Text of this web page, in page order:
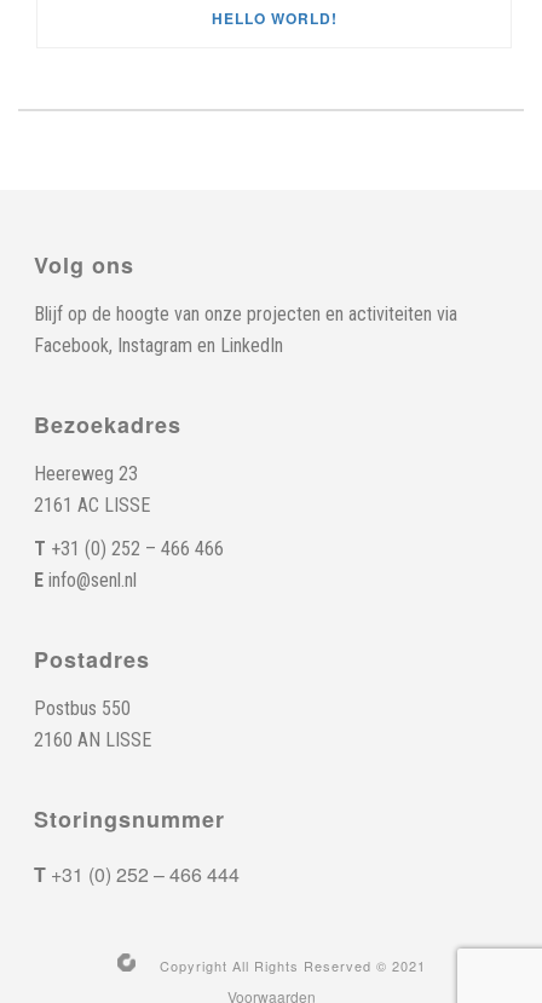
HELLO WORLD!
Volg ons
Blijf op de hoogte van onze projecten en activiteiten via
Facebook, Instagram en LinkedIn
Bezoekadres
Heereweg 23
2161 AC LISSE
T +31 (0) 252 – 466 466
E info@senl.nl
Postadres
Postbus 550
2160 AN LISSE
Storingsnummer
T +31 (0) 252 – 466 444
Copyright All Rights Reserved © 2021
Voorwaarden